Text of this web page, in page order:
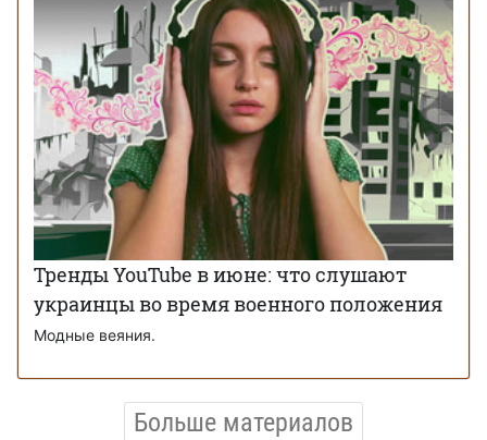
Тренды YouTube в июне: что слушают
украинцы во время военного положения
Модные веяния.
Больше материалов